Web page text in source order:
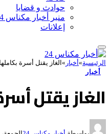
حوادث و قضايا
منبر أخبار مكناس 24
إعلانات
الرئيسية»أخبار »الغاز يقتل أسرة
أخبار
الغاز يقتل